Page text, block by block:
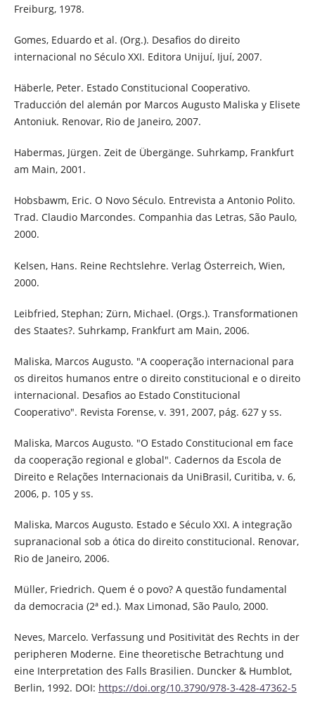
Freiburg, 1978.
Gomes, Eduardo et al. (Org.). Desafios do direito
internacional no Século XXI. Editora Unijuí, Ijuí, 2007.
Häberle, Peter. Estado Constitucional Cooperativo.
Traducción del alemán por Marcos Augusto Maliska y Elisete
Antoniuk. Renovar, Rio de Janeiro, 2007.
Habermas, Jürgen. Zeit de Übergänge. Suhrkamp, Frankfurt
am Main, 2001.
Hobsbawm, Eric. O Novo Século. Entrevista a Antonio Polito.
Trad. Claudio Marcondes. Companhia das Letras, São Paulo,
2000.
Kelsen, Hans. Reine Rechtslehre. Verlag Österreich, Wien,
2000.
Leibfried, Stephan; Zürn, Michael. (Orgs.). Transformationen
des Staates?. Suhrkamp, Frankfurt am Main, 2006.
Maliska, Marcos Augusto. "A cooperação internacional para
os direitos humanos entre o direito constitucional e o direito
internacional. Desafios ao Estado Constitucional
Cooperativo". Revista Forense, v. 391, 2007, pág. 627 y ss.
Maliska, Marcos Augusto. "O Estado Constitucional em face
da cooperação regional e global". Cadernos da Escola de
Direito e Relações Internacionais da UniBrasil, Curitiba, v. 6,
2006, p. 105 y ss.
Maliska, Marcos Augusto. Estado e Século XXI. A integração
supranacional sob a ótica do direito constitucional. Renovar,
Rio de Janeiro, 2006.
Müller, Friedrich. Quem é o povo? A questão fundamental
da democracia (2ª ed.). Max Limonad, São Paulo, 2000.
Neves, Marcelo. Verfassung und Positivität des Rechts in der
peripheren Moderne. Eine theoretische Betrachtung und
eine Interpretation des Falls Brasilien. Duncker & Humblot,
Berlin, 1992. DOI: https://doi.org/10.3790/978-3-428-47362-5